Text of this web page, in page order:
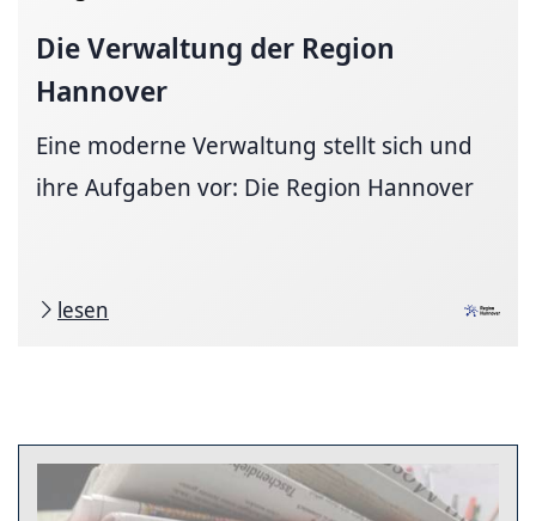
Die Verwaltung der Region
Hannover
Eine moderne Verwaltung stellt sich und
ihre Aufgaben vor: Die Region Hannover
lesen